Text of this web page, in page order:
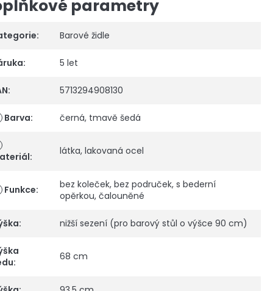
parametry
: Barové židle
: 5 let
: 5713294908130
Barva: černá, tmavě šedá
: látka, lakovaná ocel
Funkce: bez koleček, bez područek, s bederní
opěrkou, čalouněné
: nižší sezení (pro barový stůl o výšce 90 cm)
: 68 cm